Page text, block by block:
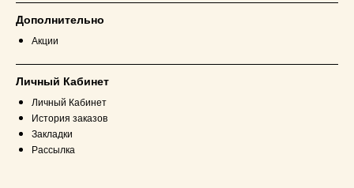
Дополнительно
Акции
Личный Кабинет
Личный Кабинет
История заказов
Закладки
Рассылка